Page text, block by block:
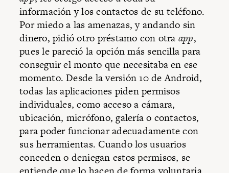
información y los contactos de su teléfono.
Por miedo a las amenazas, y andando sin
dinero, pidió otro préstamo con otra app,
pues le pareció la opción más sencilla para
conseguir el monto que necesitaba en ese
momento. Desde la versión 10 de Android,
todas las aplicaciones piden permisos
individuales, como acceso a cámara,
ubicación, micrófono, galería o contactos,
para poder funcionar adecuadamente con
sus herramientas. Cuando los usuarios
conceden o deniegan estos permisos, se